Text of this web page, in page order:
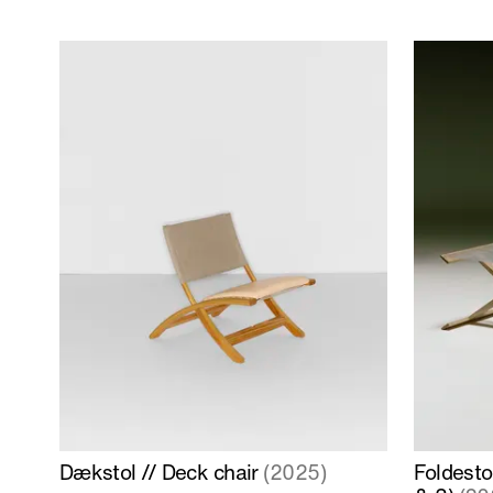
Læs
Dækstol // Deck chair(2025)
Læs